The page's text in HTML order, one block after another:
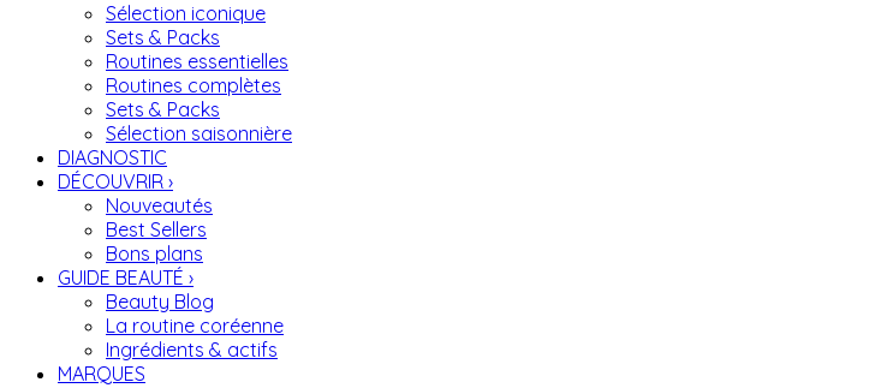
Sélection iconique
Sets & Packs
Routines essentielles
Routines complètes
Sets & Packs
Sélection saisonnière
DIAGNOSTIC
DÉCOUVRIR ›
Nouveautés
Best Sellers
Bons plans
GUIDE BEAUTÉ ›
Beauty Blog
La routine coréenne
Ingrédients & actifs
MARQUES